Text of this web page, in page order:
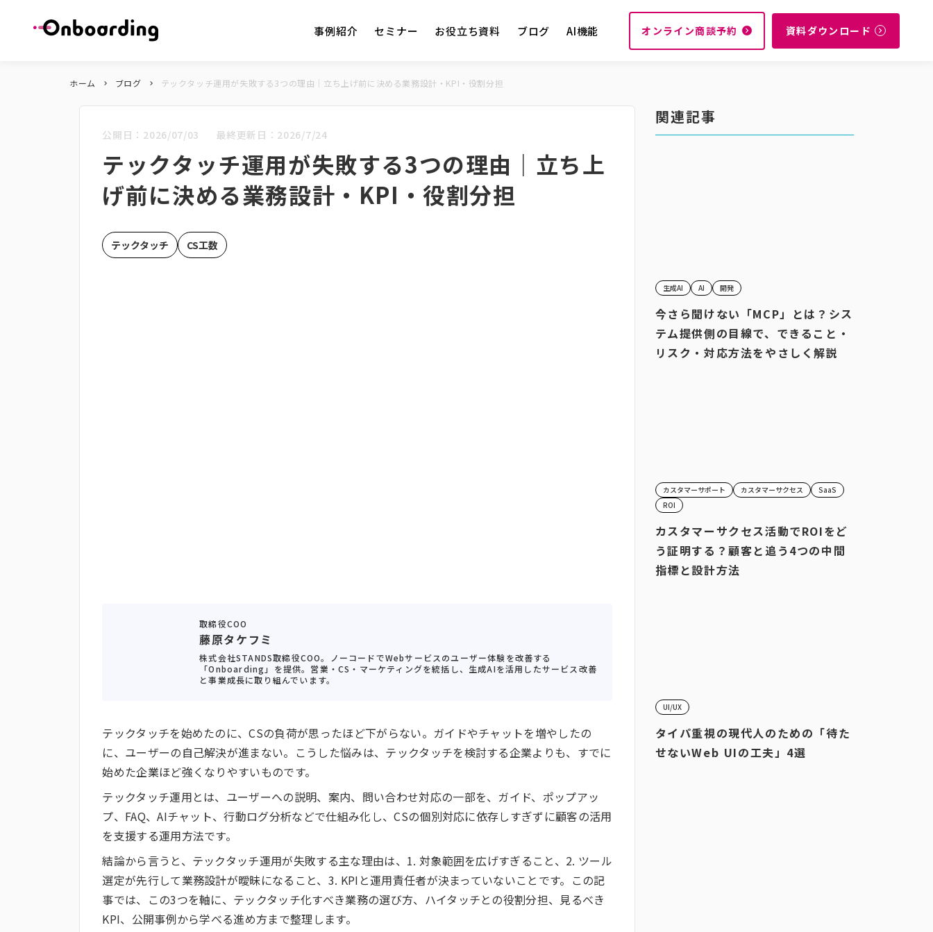
事例紹介 セミナー お役立ち資料 ブログ AI機能 オンライン商談予約 navigate_next 資料ダウンロード navigate_next
ホーム keyboard_arrow_right ブログ keyboard_arrow_right テックタッチ運用が失敗する3つの理由｜立ち上げ前に決める業務設計・KPI・役割分担
公開日： 2026/07/03 最終更新日： 2026/7/24
テックタッチ運用が失敗する3つの理由｜立ち上
げ前に決める業務設計・KPI・役割分担
テックタッチ CS工数
取締役COO
藤原タケフミ
株式会社STANDS取締役COO。ノーコードでWebサービスのユーザー体験を改善する
「Onboarding」を提供。営業・CS・マーケティングを統括し、生成AIを活用したサービス改善
と事業成長に取り組んでいます。
テックタッチを始めたのに、CSの負荷が思ったほど下がらない。ガイドやチャットを増やしたの
に、ユーザーの自己解決が進まない。こうした悩みは、テックタッチを検討する企業よりも、すでに
始めた企業ほど強くなりやすいものです。
テックタッチ運用とは、ユーザーへの説明、案内、問い合わせ対応の一部を、ガイド、ポップアッ
プ、FAQ、AIチャット、行動ログ分析などで仕組み化し、CSの個別対応に依存しすぎずに顧客の活用
を支援する運用方法です。
結論から言うと、テックタッチ運用が失敗する主な理由は、1. 対象範囲を広げすぎること、2. ツール
選定が先行して業務設計が曖昧になること、3. KPIと運用責任者が決まっていないことです。この記
事では、この3つを軸に、テックタッチ化すべき業務の選び方、ハイタッチとの役割分担、見るべき
KPI、公開事例から学べる進め方まで整理します。
関連記事
生成AI AI 開発
今さら聞けない「MCP」とは？シス
テム提供側の目線で、できること・
リスク・対応方法をやさしく解説
カスタマーサポート カスタマーサクセス
SaaS
ROI
カスタマーサクセス活動でROIをど
う証明する？顧客と追う4つの中間
指標と設計方法
UI/UX
タイパ重視の現代人のための「待た
せないWeb UIの工夫」4選